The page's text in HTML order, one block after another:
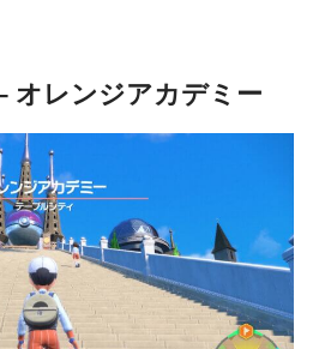
オレンジアカデミー